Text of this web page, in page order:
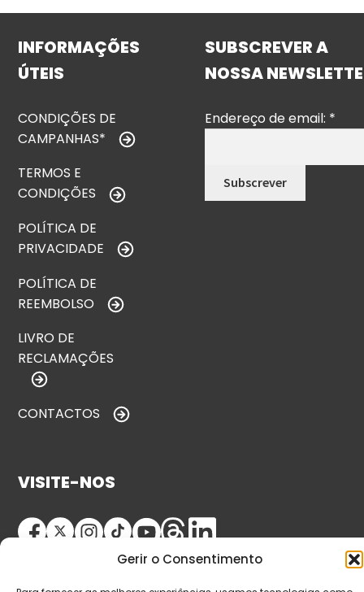
Gerir o Consentimento
INFORMAÇÕES
ÚTEIS
CONDIÇÕES DE
CAMPANHAS*
TERMOS E
CONDIÇÕES
POLÍTICA DE
PRIVACIDADE
POLÍTICA DE
REEMBOLSO
LIVRO DE
RECLAMAÇÕES
CONTACTOS
SUBSCREVER A
NOSSA
Endereço de email: *
VISITE-NOS